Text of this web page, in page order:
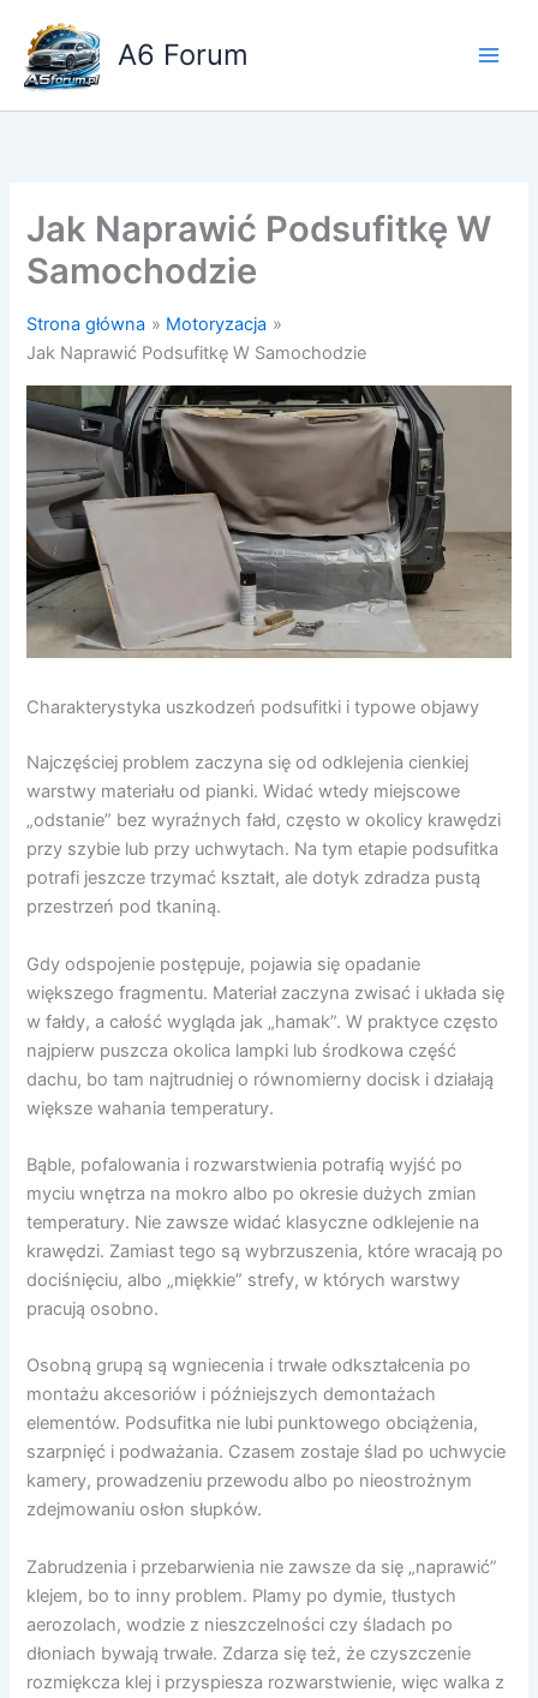
treści
A6 Forum
Jak Naprawić Podsufitkę W
Samochodzie
Strona główna
Motoryzacja
Jak Naprawić Podsufitkę W Samochodzie
Charakterystyka uszkodzeń podsufitki i typowe objawy
Najczęściej problem zaczyna się od odklejenia cienkiej
warstwy materiału od pianki. Widać wtedy miejscowe
„odstanie” bez wyraźnych fałd, często w okolicy krawędzi
przy szybie lub przy uchwytach. Na tym etapie podsufitka
potrafi jeszcze trzymać kształt, ale dotyk zdradza pustą
przestrzeń pod tkaniną.
Gdy odspojenie postępuje, pojawia się opadanie
większego fragmentu. Materiał zaczyna zwisać i układa się
w fałdy, a całość wygląda jak „hamak”. W praktyce często
najpierw puszcza okolica lampki lub środkowa część
dachu, bo tam najtrudniej o równomierny docisk i działają
większe wahania temperatury.
Bąble, pofalowania i rozwarstwienia potrafią wyjść po
myciu wnętrza na mokro albo po okresie dużych zmian
temperatury. Nie zawsze widać klasyczne odklejenie na
krawędzi. Zamiast tego są wybrzuszenia, które wracają po
dociśnięciu, albo „miękkie” strefy, w których warstwy
pracują osobno.
Osobną grupą są wgniecenia i trwałe odkształcenia po
montażu akcesoriów i późniejszych demontażach
elementów. Podsufitka nie lubi punktowego obciążenia,
szarpnięć i podważania. Czasem zostaje ślad po uchwycie
kamery, prowadzeniu przewodu albo po nieostrożnym
zdejmowaniu osłon słupków.
Zabrudzenia i przebarwienia nie zawsze da się „naprawić”
klejem, bo to inny problem. Plamy po dymie, tłustych
aerozolach, wodzie z nieszczelności czy śladach po
dłoniach bywają trwałe. Zdarza się też, że czyszczenie
rozmiękcza klej i przyspiesza rozwarstwienie, więc walka z